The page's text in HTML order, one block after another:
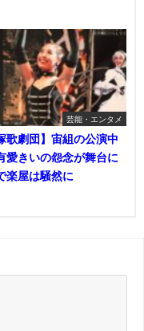
芸能・エンタメ
歌劇団】宙組の公演中
愛きいの怨念が舞台に
楽屋は騒然に